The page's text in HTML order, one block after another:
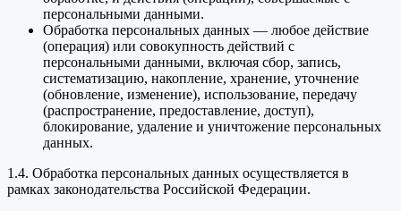
персональными данными.
Обработка персональных данных — любое действие
(операция) или совокупность действий с
персональными данными, включая сбор, запись,
систематизацию, накопление, хранение, уточнение
(обновление, изменение), использование, передачу
(распространение, предоставление, доступ),
блокирование, удаление и уничтожение персональных
данных.
1.4. Обработка персональных данных осуществляется в
рамках законодательства Российской Федерации.